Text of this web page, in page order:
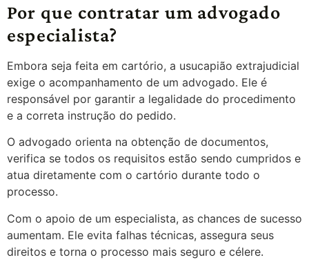
Por que contratar um advogado
especialista?
Embora seja feita em cartório, a usucapião extrajudicial
exige o acompanhamento de um advogado. Ele é
responsável por garantir a legalidade do procedimento
e a correta instrução do pedido.
O advogado orienta na obtenção de documentos,
verifica se todos os requisitos estão sendo cumpridos e
atua diretamente com o cartório durante todo o
processo.
Com o apoio de um especialista, as chances de sucesso
aumentam. Ele evita falhas técnicas, assegura seus
direitos e torna o processo mais seguro e célere.